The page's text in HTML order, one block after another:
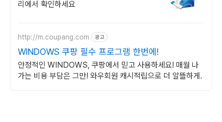
리에서 확인하세요
http://m.coupang.com 광고
WINDOWS 쿠팡 필수 프로그램 한번에!
안정적인 WINDOWS, 쿠팡에서 믿고 사용하세요! 매월 나
가는 비용 부담은 그만! 와우회원 캐시적립으로 더 알뜰하게.